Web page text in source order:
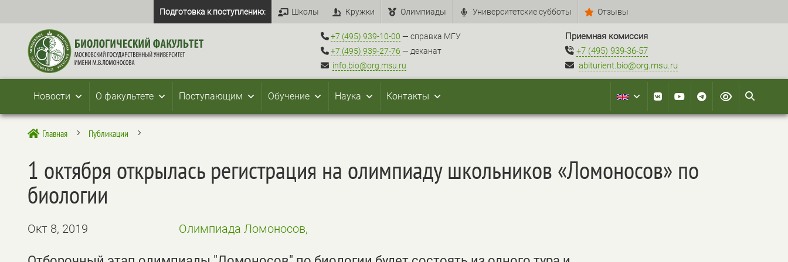
Подготовка к поступлению: Школы Кружки Олимпиады Университетские субботы Отзывы
+7 (495) 939-10-00 — справка МГУ
+7 (495) 939-27-76 — деканат
info.bio@org.msu.ru
Приемная комиссия
+7 (495) 939-36-57
abiturient.bio@org.msu.ru
Новости О факультете Поступающим Обучение Наука Контакты
 Главная 5 Публикации 5
1 октября открылась регистрация на олимпиаду школьников «Ломоносов» по
биологии
Окт 8, 2019 Олимпиада Ломоносов,